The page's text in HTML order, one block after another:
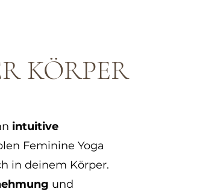
KÖRPER
intuitive
Feminine Yoga
in deinem Körper.
und